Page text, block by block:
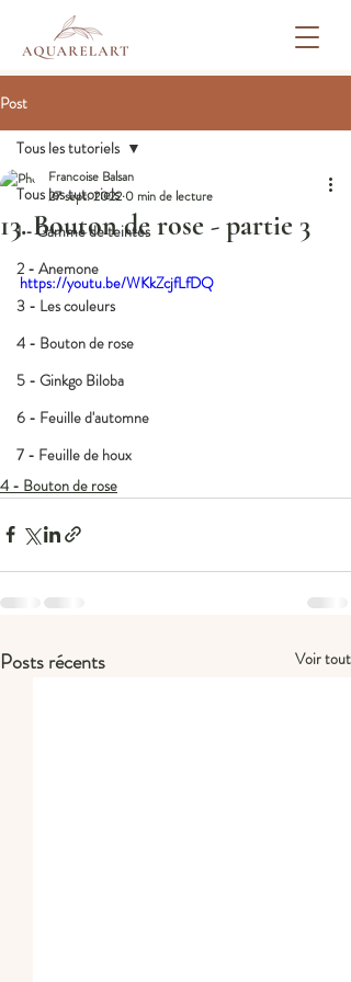
Post
Tous les tutoriels
1 - Gamme de teintes
2 - Anemone
3 - Les couleurs
4 - Bouton de rose
5 - Ginkgo Biloba
6 - Feuille d'automne
7 - Feuille de houx
Tous les tutoriels
13. Bouton de rose - partie 3
Francoise Balsan
27 sept. 2022 0 min de lecture
https://youtu.be/WKkZcjfLfDQ
4 - Bouton de rose
Posts récents Voir tout